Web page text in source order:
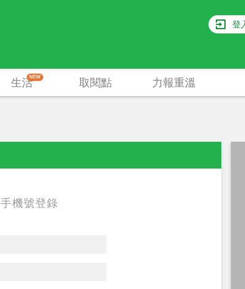
登
生活NEW 取閱點 力報重溫
手機號登錄